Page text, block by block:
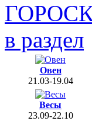
в раздел
Овен
21.03-19.04
Весы
23.09-22.10